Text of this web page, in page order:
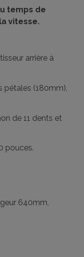
temps de
vitesse.
arrière à
pétales (180mm),
de 11 dents et
pouces.
640mm,